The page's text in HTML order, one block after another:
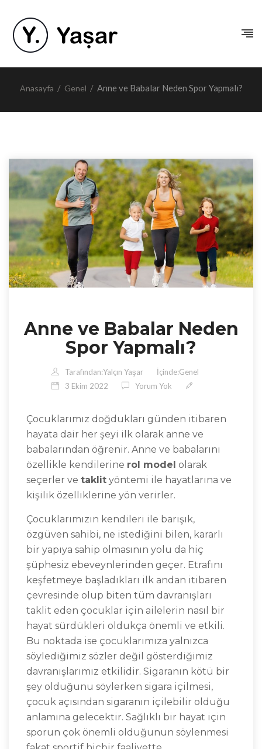
Anasayfa / Genel / Anne ve Babalar Neden Spor Yapmalı?
Anne ve Babalar Neden
Spor Yapmalı?
Tarafından:Yalçın Yaşar İçinde:Genel
3 Ekim 2022
Yorum Yok
Çocuklarımız doğdukları günden itibaren
hayata dair her şeyi ilk olarak anne ve
babalarından öğrenir. Anne ve babalarını
özellikle kendilerine rol model olarak
seçerler ve taklit yöntemi ile hayatlarına ve
kişilik özelliklerine yön verirler.
Çocuklarımızın kendileri ile barışık,
özgüven sahibi, ne istediğini bilen, kararlı
bir yapıya sahip olmasının yolu da hiç
şüphesiz ebeveynlerinden geçer. Etrafını
keşfetmeye başladıkları ilk andan itibaren
çevresinde olup biten tüm davranışları
taklit eden çocuklar için ailelerin nasıl bir
hayat sürdükleri oldukça önemli ve etkili.
Bu noktada ise çocuklarımıza yalnızca
söylediğimiz sözler değil gösterdiğimiz
davranışlarımız etkilidir. Sigaranın kötü bir
şey olduğunu söylerken sigara içilmesi,
çocuk açısından sigaranın içilebilir olduğu
anlamına gelecektir. Sağlıklı bir hayat için
sporun çok önemli olduğunun söylenmesi